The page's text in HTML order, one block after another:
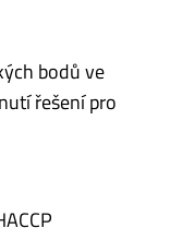
bodů ve
řešení pro